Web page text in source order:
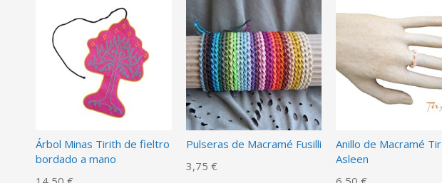
Árbol Minas Tirith de fieltro
bordado a mano
Pulseras de Macramé Fusilli
3,75 €
Anillo de Macramé Tir
Asleen